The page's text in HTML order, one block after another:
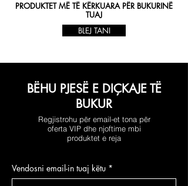
PRODUKTET MË TË KËRKUARA PËR BUKURINË
TUAJ
BLEJ TANI
BËHU PJESË E DIÇKAJE TË
BUKUR
Regjistrohu për email-et tona për
oferta VIP dhe njoftime mbi
produktet e reja
Vendosni email-in tuaj këtu *